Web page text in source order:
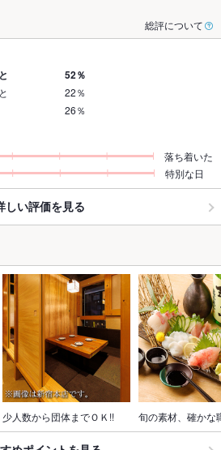
総評について
52％
22％
26％
落ち着いた
特別な日
しい評価を見る
少人数から団体までＯＫ!! 旬の素材、確かな